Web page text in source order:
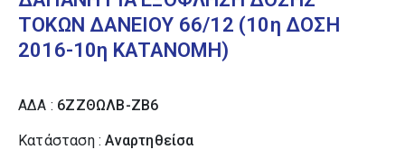
ΤΟΚΩΝ ΔΑΝΕΙΟΥ 66/12 (10η ΔΟΣΗ
2016-10η ΚΑΤΑΝΟΜΗ)
ΑΔΑ : 6ΖΖΘΩΛΒ-ΖΒ6
Κατάσταση :Αναρτηθείσα